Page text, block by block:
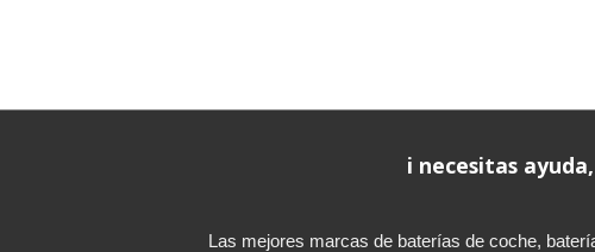
i necesitas
Las mejores marcas de baterías de coche,